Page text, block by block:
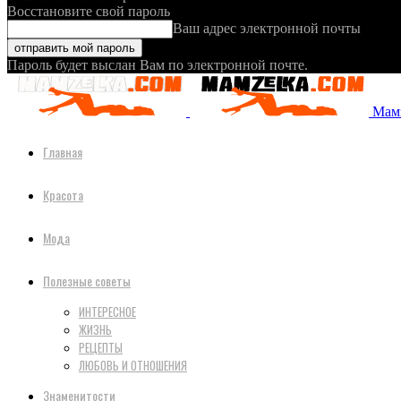
Восстановите свой пароль
Ваш адрес электронной почты
Пароль будет выслан Вам по электронной почте.
Главная
Красота
Мода
Полезные советы
ИНТЕРЕСНОЕ
ЖИЗНЬ
РЕЦЕПТЫ
ЛЮБОВЬ И ОТНОШЕНИЯ
Знаменитости